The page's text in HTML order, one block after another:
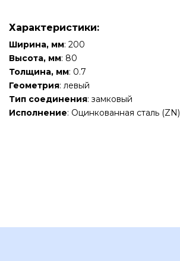
Характеристики:
Ширина, мм: 200
Высота, мм: 80
Толщина, мм: 0.7
Геометрия: левый
Тип соединения: замковый
Исполнение: Оцинкованная сталь (ZN)